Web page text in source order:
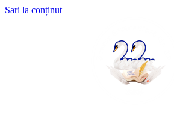
Sari la conținut